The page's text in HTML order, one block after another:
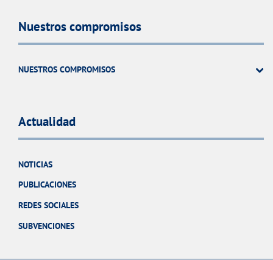
Nuestros compromisos
NUESTROS COMPROMISOS
Actualidad
NOTICIAS
PUBLICACIONES
REDES SOCIALES
SUBVENCIONES